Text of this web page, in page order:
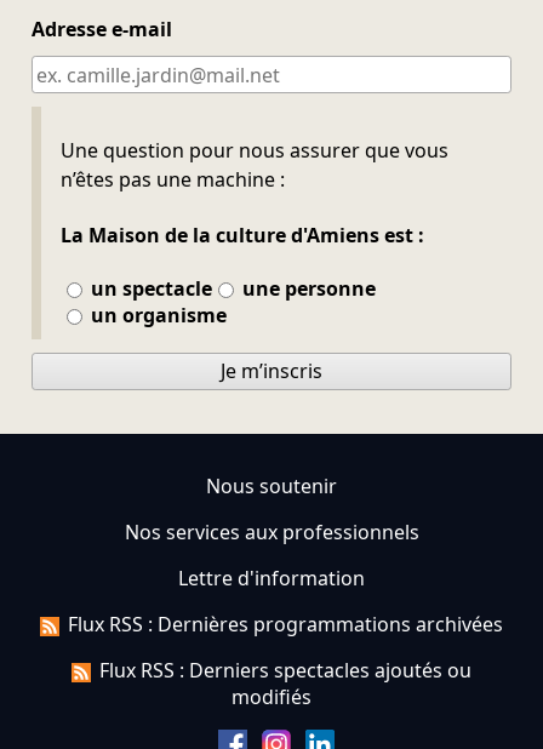
Adresse e-mail
Une question pour nous assurer que vous
n’êtes pas une machine :
La Maison de la culture d'Amiens est :
un spectacle
une personne
un organisme
Ne pas remplir
Je m’inscris
Nous soutenir
Nos services aux professionnels
Lettre d'information
Flux RSS : Dernières programmations archivées
Flux RSS : Derniers spectacles ajoutés ou
modifiés